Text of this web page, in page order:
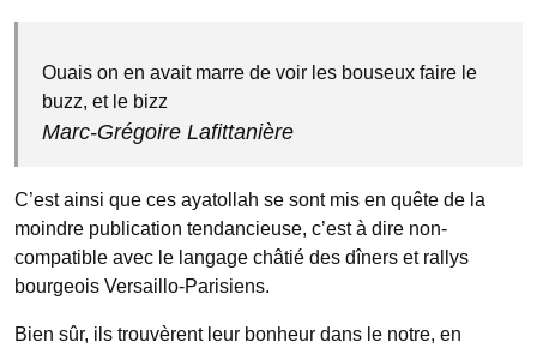
Ouais on en avait marre de voir les bouseux faire le
buzz, et le bizz
Marc-Grégoire Lafittanière
C’est ainsi que ces ayatollah se sont mis en quête de la
moindre publication tendancieuse, c’est à dire non-
compatible avec le langage châtié des dîners et rallys
bourgeois Versaillo-Parisiens.
Bien sûr, ils trouvèrent leur bonheur dans le notre, en